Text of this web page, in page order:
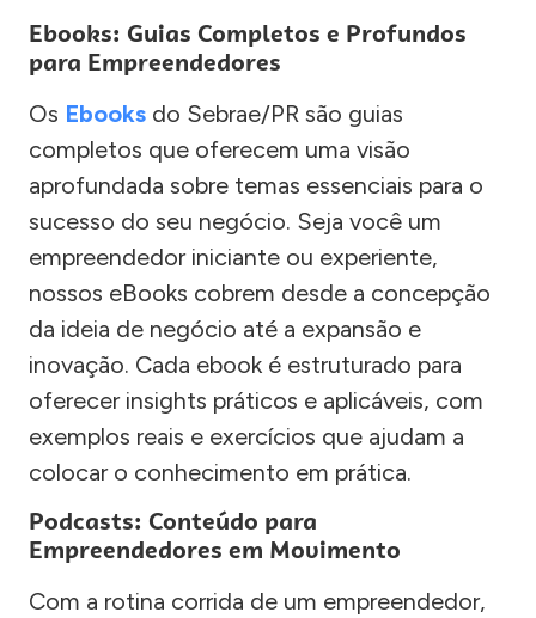
Ebooks: Guias Completos e Profundos
para Empreendedores
Os Ebooks do Sebrae/PR são guias
completos que oferecem uma visão
aprofundada sobre temas essenciais para o
sucesso do seu negócio. Seja você um
empreendedor iniciante ou experiente,
nossos eBooks cobrem desde a concepção
da ideia de negócio até a expansão e
inovação. Cada ebook é estruturado para
oferecer insights práticos e aplicáveis, com
exemplos reais e exercícios que ajudam a
colocar o conhecimento em prática.
Podcasts: Conteúdo para
Empreendedores em Movimento
Com a rotina corrida de um empreendedor,